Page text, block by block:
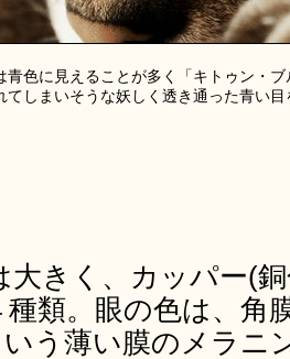
青色に見えることが多く「キトゥン・
てしまいそうな妖しく透き通った青い
大きく、カッパー(
類。眼の色は、角
う薄い膜のメラニ